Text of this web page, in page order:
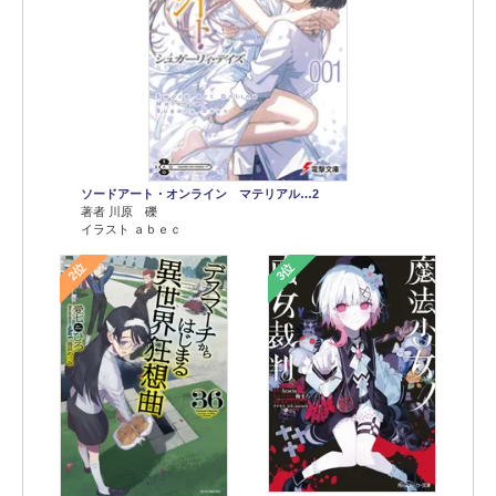
ソードアート・オンライン マテリアル…2
著者 川原 礫
イラスト ａｂｅｃ
2位 3位